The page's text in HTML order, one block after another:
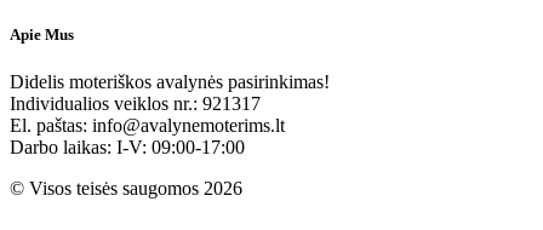
Apie Mus
Didelis moteriškos avalynės pasirinkimas!
Individualios veiklos nr.: 921317
El. paštas: info@avalynemoterims.lt
Darbo laikas: I-V: 09:00-17:00
© Visos teisės saugomos 2026